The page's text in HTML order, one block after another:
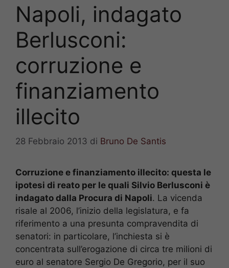
Napoli, indagato
Berlusconi:
corruzione e
finanziamento
illecito
28 Febbraio 2013 di Bruno De Santis
Corruzione e finanziamento illecito: questa le
ipotesi di reato per le quali Silvio Berlusconi è
indagato dalla Procura di Napoli. La vicenda
risale al 2006, l’inizio della legislatura, e fa
riferimento a una presunta compravendita di
senatori: in particolare, l’inchiesta si è
concentrata sull’erogazione di circa tre milioni di
euro al senatore Sergio De Gregorio, per il suo